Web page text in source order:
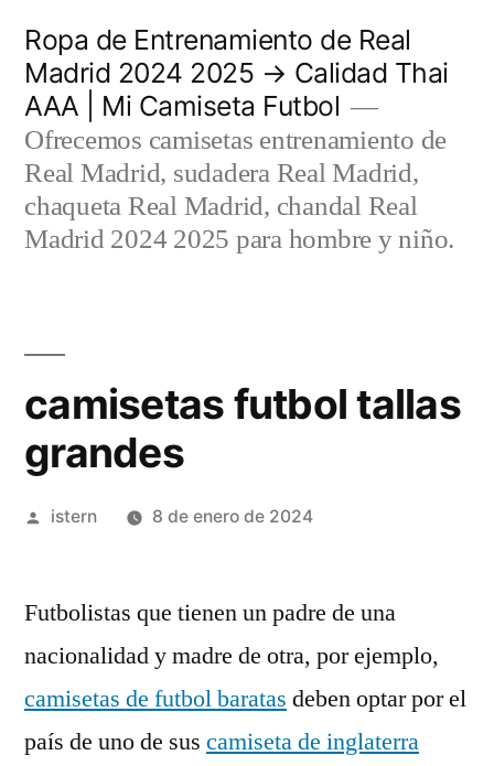
contenido
Ropa de Entrenamiento de Real
Madrid 2024 2025 → Calidad Thai
AAA | Mi Camiseta Futbol
Ofrecemos camisetas entrenamiento de
Real Madrid, sudadera Real Madrid,
chaqueta Real Madrid, chandal Real
Madrid 2024 2025 para hombre y niño.
camisetas futbol tallas
grandes
Publicado
istern 8 de enero de 2024
Futbolistas que tienen un padre de una
nacionalidad y madre de otra, por ejemplo,
camisetas de futbol baratas deben optar por el
país de uno de sus camiseta de inglaterra